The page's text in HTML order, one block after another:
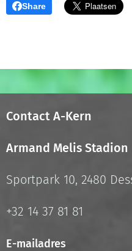
Share
Contact A-Kern
Armand Melis Stadion
Sportpark 10, 2480
+32 14 37 81 81
E-mailadres